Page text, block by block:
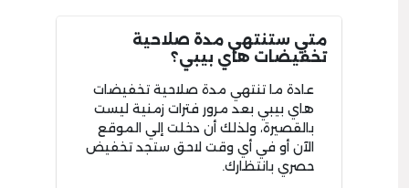
متي ستنتهي مدة صلاحية
تخفيضات هاي بيبي؟
عادة ما تنتهي مدة صلاحية تخفيضات
هاي بيبي بعد مرور فترات زمنية ليست
بالقصيرة، ولذلك أن دخلت إلي الموقع
الآن أو في أي وقت لاحق ستجد تخفيض
حصري بانتظارك.